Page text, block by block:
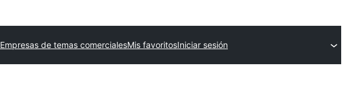
Empresas de temas comercialesMis favoritosIniciar sesión